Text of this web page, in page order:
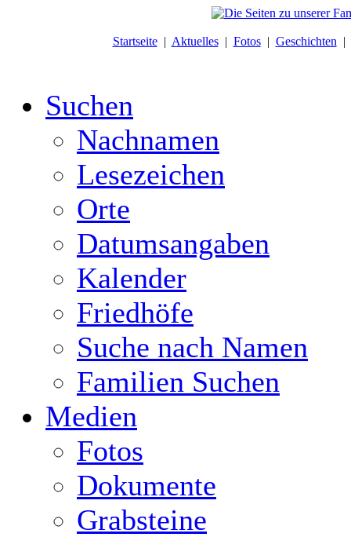
Startseite| Aktuelles| Fotos| Geschichten |
Suchen
Nachnamen
Lesezeichen
Orte
Datumsangaben
Kalender
Friedhöfe
Suche nach Namen
Familien Suchen
Medien
Fotos
Dokumente
Grabsteine